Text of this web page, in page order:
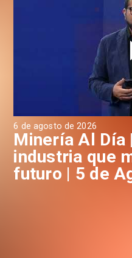
6 de agosto de 2026
Minería Al Día
industria que
futuro | 5 de